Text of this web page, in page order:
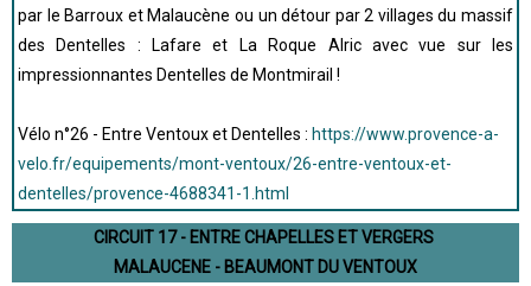
par le Barroux et Malaucène ou un détour par 2 villages du massif
des Dentelles : Lafare et La Roque Alric avec vue sur les
impressionnantes Dentelles de Montmirail !
Vélo n°26 - Entre Ventoux et Dentelles : https://www.provence-a-
velo.fr/equipements/mont-ventoux/26-entre-ventoux-et-
dentelles/provence-4688341-1.html
CIRCUIT 17 - ENTRE CHAPELLES ET VERGERS
MALAUCENE - BEAUMONT DU VENTOUX